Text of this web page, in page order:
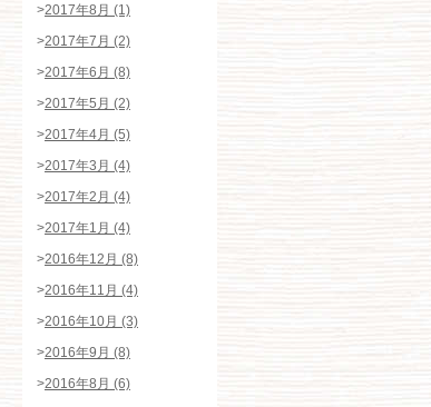
>2017年8月 (1)
>2017年7月 (2)
>2017年6月 (8)
>2017年5月 (2)
>2017年4月 (5)
>2017年3月 (4)
>2017年2月 (4)
>2017年1月 (4)
>2016年12月 (8)
>2016年11月 (4)
>2016年10月 (3)
>2016年9月 (8)
>2016年8月 (6)